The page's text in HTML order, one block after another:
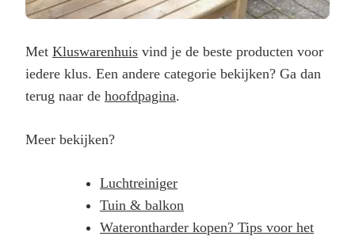
Met Kluswarenhuis vind je de beste producten voor
iedere klus. Een andere categorie bekijken? Ga dan
terug naar de hoofdpagina.
Meer bekijken?
Luchtreiniger
Tuin & balkon
Waterontharder kopen? Tips voor het